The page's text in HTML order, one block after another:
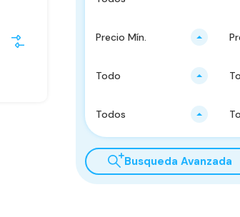
Precio Mín.
Todo
Todos
Busqueda Avanzada